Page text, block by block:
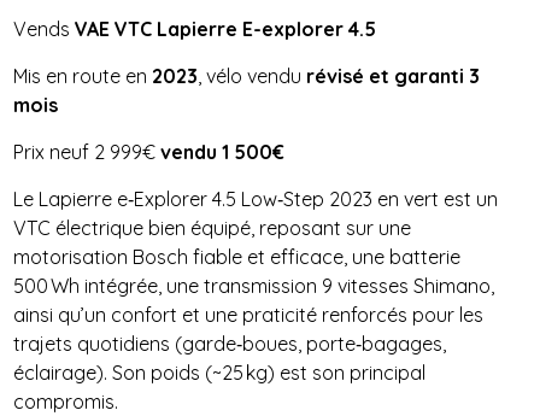
VendsVAE VTC Lapierre E-explorer 4.5
Mis en route en 2023, vélo vendu révisé et garanti 3
mois
Prix neuf 2 999€vendu 1 500€
Le Lapierre e‑Explorer 4.5 Low‑Step 2023 en vert est un
VTC électrique bien équipé, reposant sur une
motorisation Bosch fiable et efficace, une batterie
500 Wh intégrée, une transmission 9 vitesses Shimano,
ainsi qu’un confort et une praticité renforcés pour les
trajets quotidiens (garde‑boues, porte‑bagages,
éclairage). Son poids (~25 kg) est son principal
compromis.